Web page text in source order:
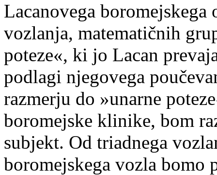
Lacanovega
vozlanja, matematičnih
poteze«, ki jo Lacan
podlagi njegovega
razmerju do »unarne
boromejske klinike, bom
subjekt. Od triadnega
boromejskega vozla bomo